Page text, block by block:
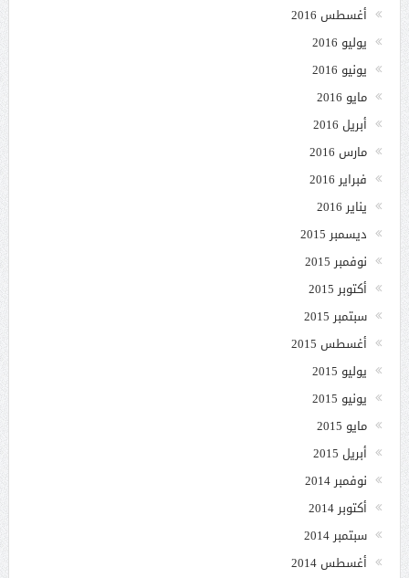
أغسطس 2016
يوليو 2016
يونيو 2016
مايو 2016
أبريل 2016
مارس 2016
فبراير 2016
يناير 2016
ديسمبر 2015
نوفمبر 2015
أكتوبر 2015
سبتمبر 2015
أغسطس 2015
يوليو 2015
يونيو 2015
مايو 2015
أبريل 2015
نوفمبر 2014
أكتوبر 2014
سبتمبر 2014
أغسطس 2014